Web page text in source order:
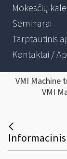
Mokesčių
Seminarai
Tarptautinis
Kontaktai /
VMI Machine
VMI